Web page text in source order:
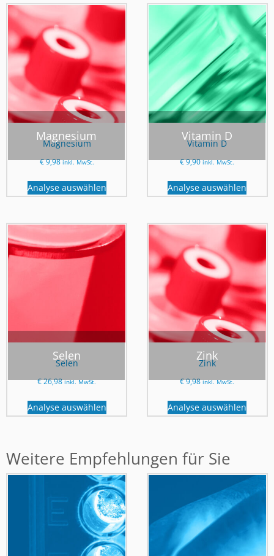
Magnesium
Magnesium
€9,98 inkl. MwSt.
Analyse auswählen
Vitamin D
Vitamin D
€9,90 inkl. MwSt.
Analyse auswählen
Selen
Selen
€26,98 inkl. MwSt.
Analyse auswählen
Zink
Zink
€9,98 inkl. MwSt.
Analyse auswählen
Weitere Empfehlungen für Sie